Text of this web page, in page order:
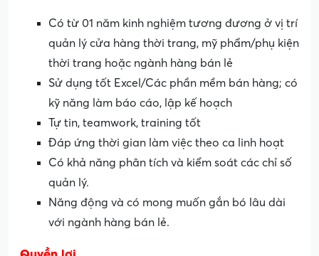
Có từ 01 năm kinh nghiệm tương đương ở vị trí
quản lý cửa hàng thời trang, mỹ phẩm/phụ kiện
thời trang hoặc ngành hàng bán lẻ
Sử dụng tốt Excel/Các phần mềm bán hàng; có
kỹ năng làm báo cáo, lập kế hoạch
Tự tin, teamwork, training tốt
Đáp ứng thời gian làm việc theo ca linh hoạt
Có khả năng phân tích và kiểm soát các chỉ số
quản lý.
Năng động và có mong muốn gắn bó lâu dài
với ngành hàng bán lẻ.
Quyền lợi